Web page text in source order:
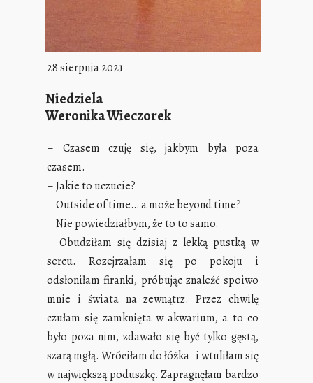
28 sierpnia 2021
Niedziela
Weronika Wieczorek
– Czasem czuję się, jakbym była poza
czasem.
– Jakie to uczucie?
– Outside of time… a może beyond time?
– Nie powiedziałbym, że to to samo.
– Obudziłam się dzisiaj z lekką pustką w
sercu. Rozejrzałam się po pokoju i
odsłoniłam firanki, próbując znaleźć spoiwo
mnie i świata na zewnątrz.Przez chwilę
czułam się zamknięta w akwarium, a to co
było poza nim, zdawało się być tylko gęstą,
szarą mgłą. Wróciłam do łóżka i wtuliłam się
w największą poduszkę. Zapragnęłam bardzo